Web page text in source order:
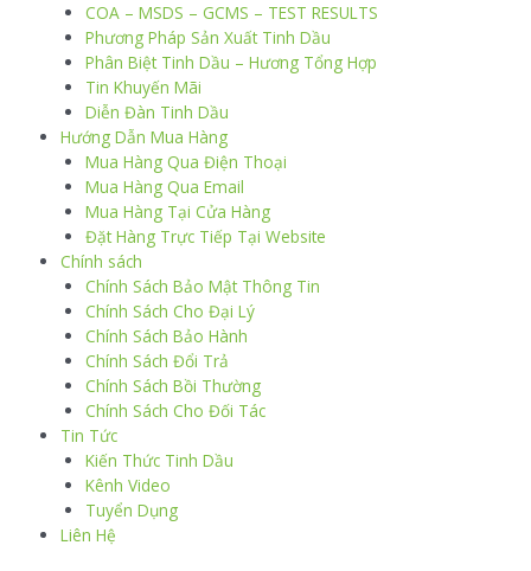
COA – MSDS – GCMS – TEST RESULTS
Phương Pháp Sản Xuất Tinh Dầu
Phân Biệt Tinh Dầu – Hương Tổng Hợp
Tin Khuyến Mãi
Diễn Đàn Tinh Dầu
Hướng Dẫn Mua Hàng
Mua Hàng Qua Điện Thoại
Mua Hàng Qua Email
Mua Hàng Tại Cửa Hàng
Đặt Hàng Trực Tiếp Tại Website
Chính sách
Chính Sách Bảo Mật Thông Tin
Chính Sách Cho Đại Lý
Chính Sách Bảo Hành
Chính Sách Đổi Trả
Chính Sách Bồi Thường
Chính Sách Cho Đối Tác
Tin Tức
Kiến Thức Tinh Dầu
Kênh Video
Tuyển Dụng
Liên Hệ